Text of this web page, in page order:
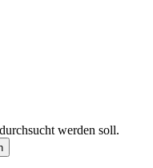
werden soll.